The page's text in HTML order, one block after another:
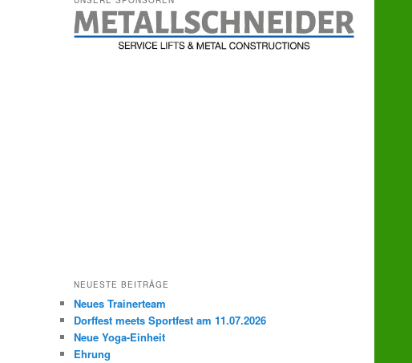
e
n
NEUESTE BEITRÄGE
Neues Trainerteam
Dorffest meets Sportfest am 11.07.2026
Neue Yoga-Einheit
Ehrung